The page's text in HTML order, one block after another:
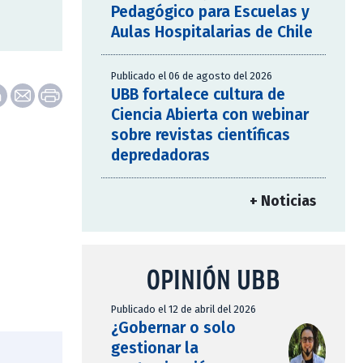
Pedagógico para Escuelas y
Aulas Hospitalarias de Chile
Publicado el 06 de agosto del 2026
UBB fortalece cultura de
Ciencia Abierta con webinar
sobre revistas científicas
depredadoras
+ Noticias
OPINIÓN UBB
Publicado el 12 de abril del 2026
¿Gobernar o solo
gestionar la